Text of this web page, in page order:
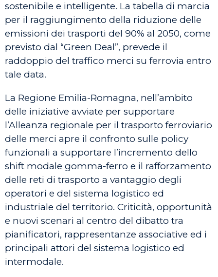
sostenibile e intelligente. La tabella di marcia
per il raggiungimento della riduzione delle
emissioni dei trasporti del 90% al 2050, come
previsto dal “Green Deal”, prevede il
raddoppio del traffico merci su ferrovia entro
tale data.
La Regione Emilia-Romagna, nell’ambito
delle iniziative avviate per supportare
l’Alleanza regionale per il trasporto ferroviario
delle merci apre il confronto sulle policy
funzionali a supportare l’incremento dello
shift modale gomma-ferro e il rafforzamento
delle reti di trasporto a vantaggio degli
operatori e del sistema logistico ed
industriale del territorio. Criticità, opportunità
e nuovi scenari al centro del dibatto tra
pianificatori, rappresentanze associative ed i
principali attori del sistema logistico ed
intermodale.